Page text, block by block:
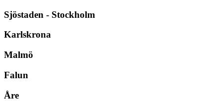
Sjöstaden - Stockholm
Karlskrona
Malmö
Falun
Åre